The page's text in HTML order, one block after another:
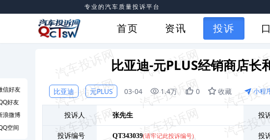
专业的汽车质量投诉平台
首页 资讯 投诉
比亚迪-元PLUS经销商店长
比亚迪 元PLUS 03-04 1.4万 0 收藏 小程
投诉人 张先生 投
投诉编号 QT343039(请牢记此投诉编号) 投
信好友
好友
浪微博
空间